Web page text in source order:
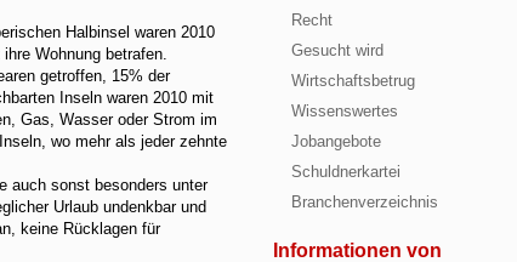
Recht
Gesucht wird
Wirtschaftsbetrug
Wissenswertes
Jobangebote
Schuldnerkartei
Branchenverzeichnis
Informationen von
Halbinsel waren 2010
Wohnung betrafen.
getroffen, 15% der
Inseln waren 2010 mit
Gas, Wasser oder Strom im
wo mehr als jeder zehnte
auch sonst besonders unter
Urlaub undenkbar und
keine Rücklagen für